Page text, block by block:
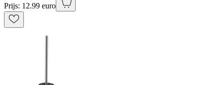
Prijs: 12.99 euro